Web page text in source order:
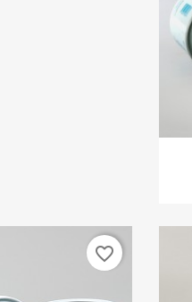
favorite_border